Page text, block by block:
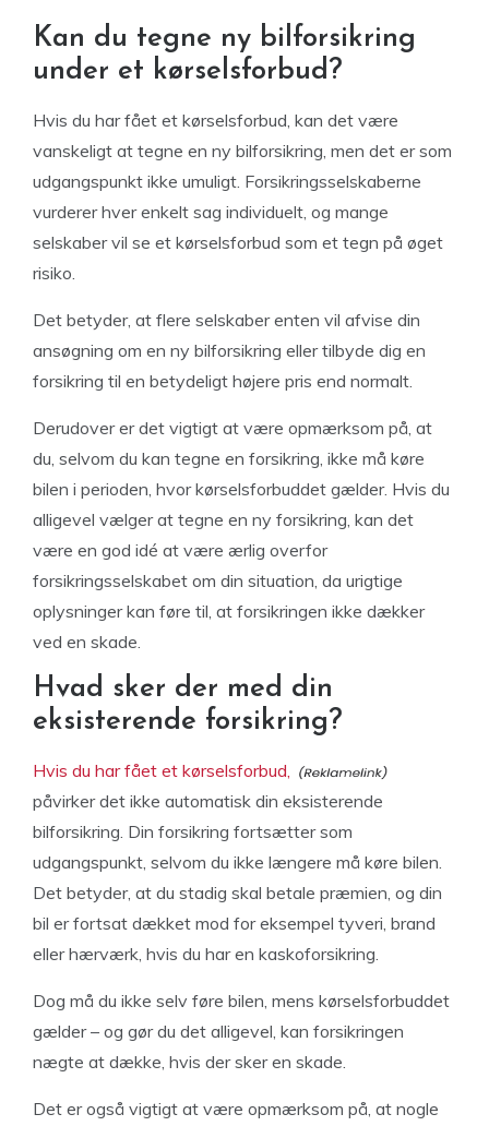
Kan du tegne ny bilforsikring
under et kørselsforbud?
Hvis du har fået et kørselsforbud, kan det være
vanskeligt at tegne en ny bilforsikring, men det er som
udgangspunkt ikke umuligt. Forsikringsselskaberne
vurderer hver enkelt sag individuelt, og mange
selskaber vil se et kørselsforbud som et tegn på øget
risiko.
Det betyder, at flere selskaber enten vil afvise din
ansøgning om en ny bilforsikring eller tilbyde dig en
forsikring til en betydeligt højere pris end normalt.
Derudover er det vigtigt at være opmærksom på, at
du, selvom du kan tegne en forsikring, ikke må køre
bilen i perioden, hvor kørselsforbuddet gælder. Hvis du
alligevel vælger at tegne en ny forsikring, kan det
være en god idé at være ærlig overfor
forsikringsselskabet om din situation, da urigtige
oplysninger kan føre til, at forsikringen ikke dækker
ved en skade.
Hvad sker der med din
eksisterende forsikring?
Hvis du har fået et kørselsforbud,
påvirker det ikke automatisk din eksisterende
bilforsikring. Din forsikring fortsætter som
udgangspunkt, selvom du ikke længere må køre bilen.
Det betyder, at du stadig skal betale præmien, og din
bil er fortsat dækket mod for eksempel tyveri, brand
eller hærværk, hvis du har en kaskoforsikring.
Dog må du ikke selv føre bilen, mens kørselsforbuddet
gælder – og gør du det alligevel, kan forsikringen
nægte at dække, hvis der sker en skade.
Det er også vigtigt at være opmærksom på, at nogle